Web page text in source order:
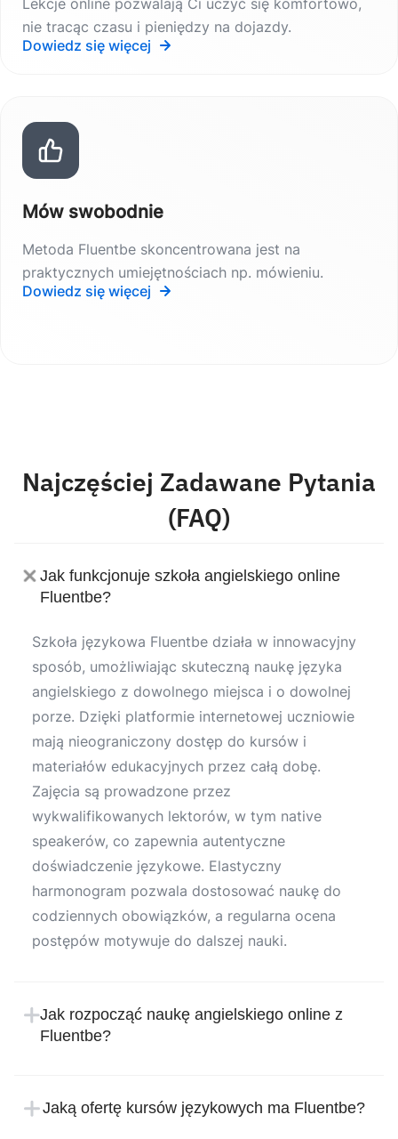
Lekcje online pozwalają Ci uczyć się komfortowo,
nie tracąc czasu i pieniędzy na dojazdy.
Dowiedz się więcej
Mów swobodnie
Metoda Fluentbe skoncentrowana jest na
praktycznych umiejętnościach np. mówieniu.
Dowiedz się więcej
Najczęściej Zadawane Pytania
(FAQ)
Jak funkcjonuje szkoła angielskiego online
Fluentbe?
Szkoła językowa Fluentbe działa w innowacyjny
sposób, umożliwiając skuteczną naukę języka
angielskiego z dowolnego miejsca i o dowolnej
porze. Dzięki platformie internetowej uczniowie
mają nieograniczony dostęp do kursów i
materiałów edukacyjnych przez całą dobę.
Zajęcia są prowadzone przez
wykwalifikowanych lektorów, w tym native
speakerów, co zapewnia autentyczne
doświadczenie językowe. Elastyczny
harmonogram pozwala dostosować naukę do
codziennych obowiązków, a regularna ocena
postępów motywuje do dalszej nauki.
Jak rozpocząć naukę angielskiego online z
Fluentbe?
intuicyjne. Wystarczy zarejestrować się na
Jaką ofertę kursów językowych ma Fluentbe?